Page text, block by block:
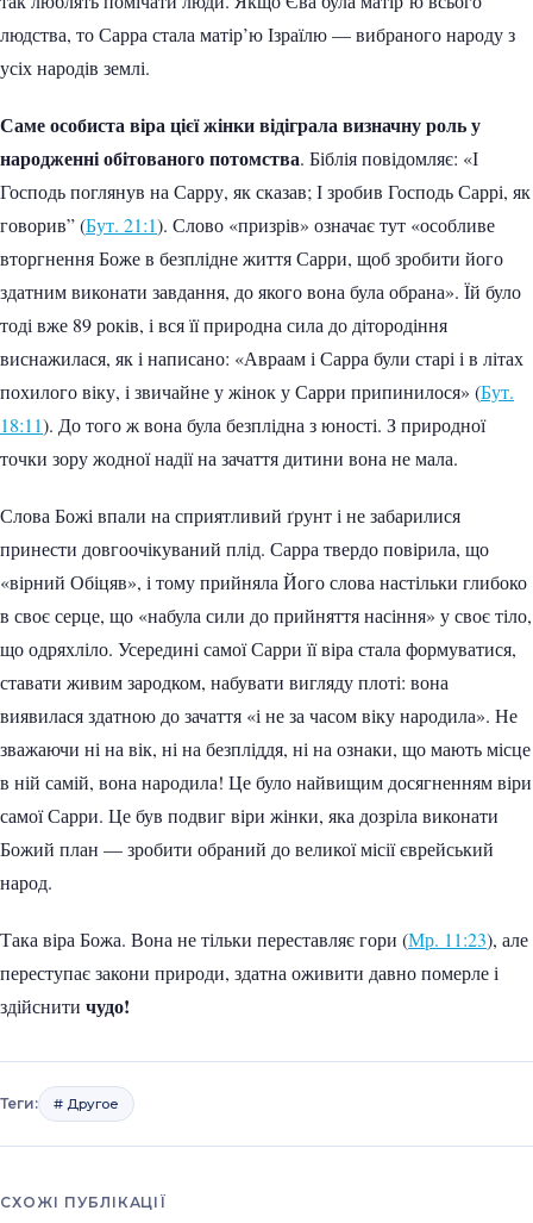
людства, то Сарра стала матір’ю Ізраїлю — вибраного народу з
усіх народів землі.
Саме особиста віра цієї жінки відіграла визначну роль у
народженні обітованого потомства. Біблія повідомляє: «І
Господь поглянув на Сарру, як сказав; І зробив Господь Саррі, як
говорив” (Бут. 21:1). Слово «призрів» означає тут «особливе
вторгнення Боже в безплідне життя Сарри, щоб зробити його
здатним виконати завдання, до якого вона була обрана». Їй було
тоді вже 89 років, і вся її природна сила до дітородіння
виснажилася, як і написано: «Авраам і Сарра були старі і в літах
похилого віку, і звичайне у жінок у Сарри припинилося» (Бут.
18:11). До того ж вона була безплідна з юності. З природної
точки зору жодної надії на зачаття дитини вона не мала.
Слова Божі впали на сприятливий ґрунт і не забарилися
принести довгоочікуваний плід. Сарра твердо повірила, що
«вірний Обіцяв», і тому прийняла Його слова настільки глибоко
в своє серце, що «набула сили до прийняття насіння» у своє тіло,
що одряхліло. Усередині самої Сарри її віра стала формуватися,
ставати живим зародком, набувати вигляду плоті: вона
виявилася здатною до зачаття «і не за часом віку народила». Не
зважаючи ні на вік, ні на безпліддя, ні на ознаки, що мають місце
в ній самій, вона народила! Це було найвищим досягненням віри
самої Сарри. Це був подвиг віри жінки, яка дозріла виконати
Божий план — зробити обраний до великої місії єврейський
народ.
Така віра Божа. Вона не тільки переставляє гори (Мр. 11:23), але
переступає закони природи, здатна оживити давно померле і
здійснити чудо!
Теги: # Другое
СХОЖІ ПУБЛІКАЦІЇ